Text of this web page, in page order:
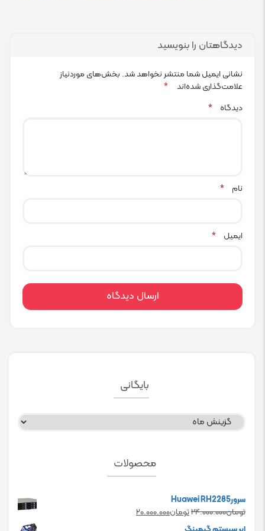
دیدگاهتان را بنویسید
نشانی ایمیل شما منتشر نخواهد شد. بخش‌های موردنیاز
علامت‌گذاری شده‌اند
*
دیدگاه
*
نام *
ایمیل *
بایگانی
بایگانی
محصولات
سرورHuawei RH2285
تومان۲۴.۰۰۰.۰۰۰Original
price
تومان۲۰.۰۰۰.۰۰۰Current